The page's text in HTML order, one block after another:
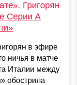
Григорян
Серии А
в эфире
ничья в матче
Италии между
обострила